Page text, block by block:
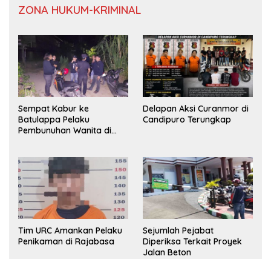
ZONA HUKUM-KRIMINAL
Sempat Kabur ke
Batulappa Pelaku
Pembunuhan Wanita di
Delapan Aksi Curanmor di
Candipuro Terungkap
Tim URC Amankan Pelaku
Penikaman di Rajabasa
Sejumlah Pejabat
Diperiksa Terkait Proyek
Jalan Beton